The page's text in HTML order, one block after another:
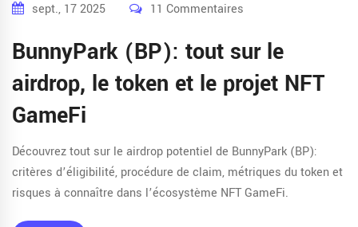
sept., 17 2025 11 Commentaires
BunnyPark (BP): tout sur le
airdrop, le token et le projet NFT
GameFi
Découvrez tout sur le airdrop potentiel de BunnyPark (BP):
critères d’éligibilité, procédure de claim, métriques du token et
risques à connaître dans l’écosystème NFT GameFi.